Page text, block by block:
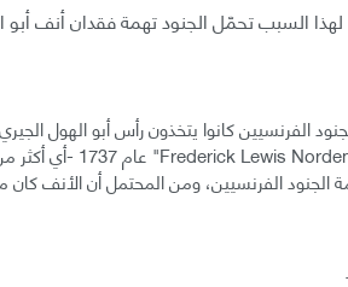
الفرنسيين كانوا يتخذون رأس أبو الهول
الجنود الفرنسيين، ومن المحتمل أن الأنف